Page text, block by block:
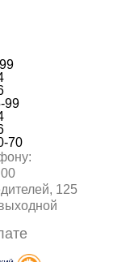
99
70
125